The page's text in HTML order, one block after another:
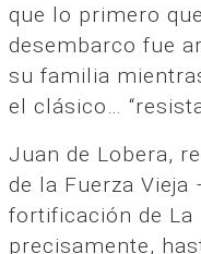
que lo primero
desembarco fue
su familia
el clásico…
Juan de Lobera,
de la Fuerza
fortificación de La
precisamente,